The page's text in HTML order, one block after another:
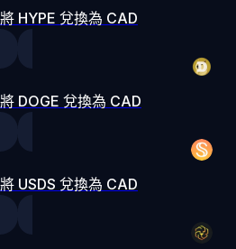
將 HYPE 兌換為 CAD
將 DOGE 兌換為 CAD
將 USDS 兌換為 CAD